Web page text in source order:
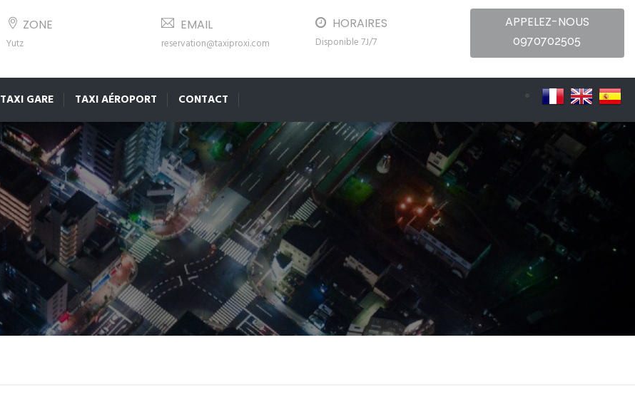
ZONE
Yutz
EMAIL
reservation@taxiproxi.com
HORAIRES
Disponible 7J/7
APPELEZ-NOUS
0970702505
TAXI GARE TAXI AÉROPORT CONTACT